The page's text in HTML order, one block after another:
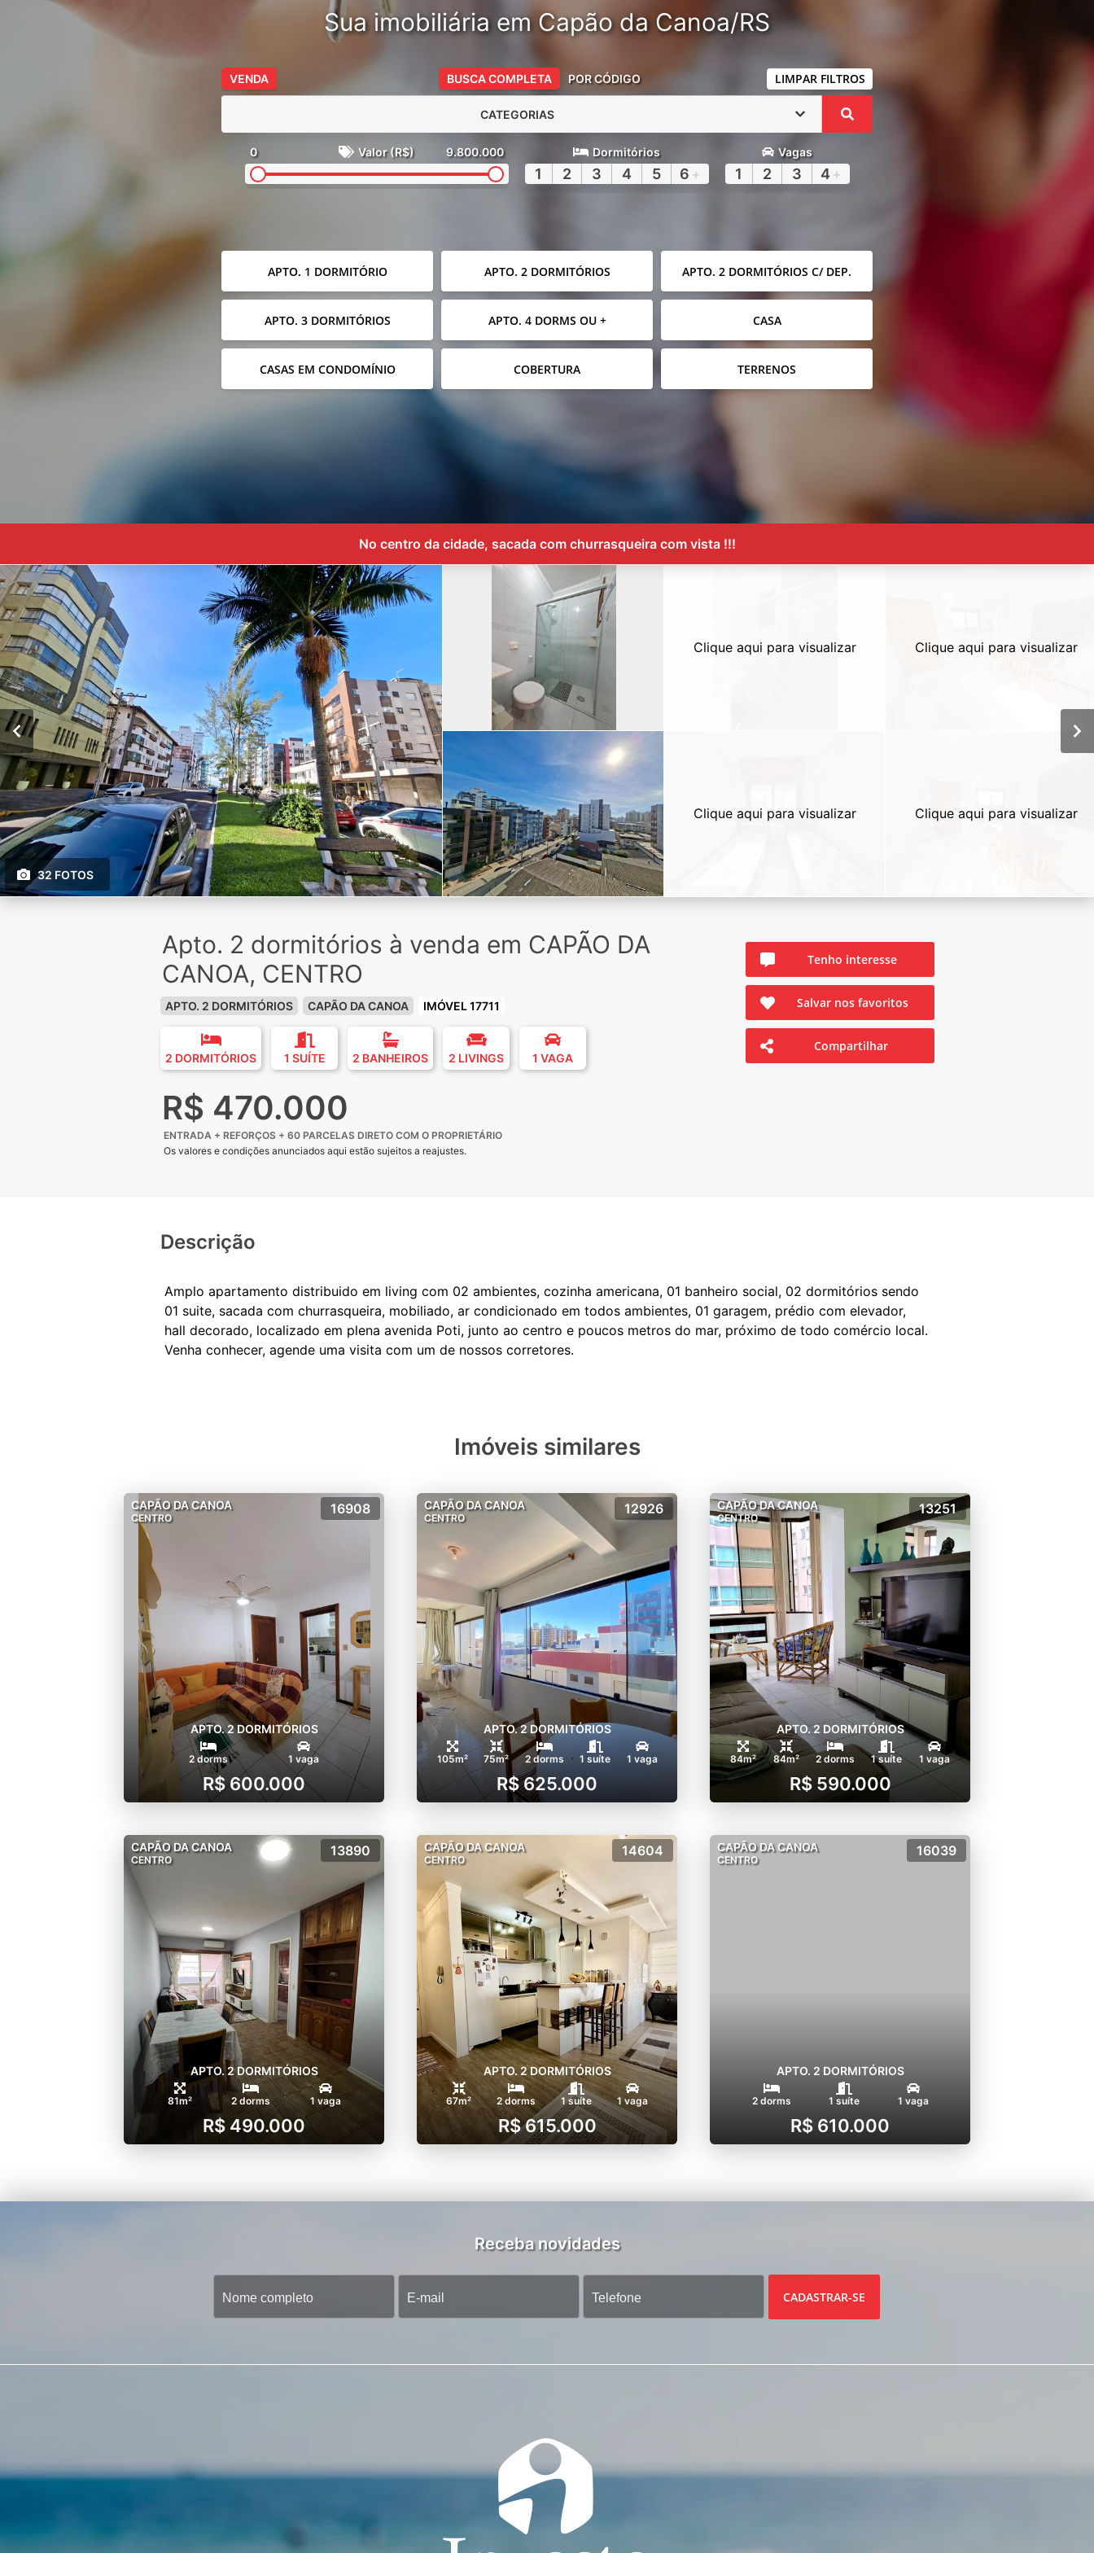
Sua imobiliária em Capão da Canoa/RS
VENDA BUSCA COMPLETA POR CÓDIGO LIMPAR FILTROS
CATEGORIAS
0 Valor (R$) 9.800.000 Dormitórios
1 2 3 4 5 6 +
Vagas
1 2 3 4 +
APTO. 1 DORMITÓRIO APTO. 2 DORMITÓRIOS APTO. 2 DORMITÓRIOS C/ DEP.
APTO. 3 DORMITÓRIOS APTO. 4 DORMS OU + CASA
CASAS EM CONDOMÍNIO COBERTURA TERRENOS
No centro da cidade, sacada com churrasqueira com vista !!!
32 FOTOS
Clique aqui para visualizar
Clique aqui para visualizar
Clique aqui para visualizar
Clique aqui para visualizar
Apto. 2 dormitórios à venda em CAPÃO DA
CANOA, CENTRO
APTO. 2 DORMITÓRIOS CAPÃO DA CANOA IMÓVEL 17711
2 DORMITÓRIOS 1 SUÍTE 2 BANHEIROS 2 LIVINGS 1 VAGA
R$ 470.000
ENTRADA + REFORÇOS + 60 PARCELAS DIRETO COM O PROPRIETÁRIO
Os valores e condições anunciados aqui estão sujeitos a reajustes.
Tenho interesse
Salvar nos favoritos
Compartilhar
Descrição
Amplo apartamento distribuido em living com 02 ambientes, cozinha americana, 01 banheiro social, 02 dormitórios sendo
01 suite, sacada com churrasqueira, mobiliado, ar condicionado em todos ambientes, 01 garagem, prédio com elevador,
hall decorado, localizado em plena avenida Poti, junto ao centro e poucos metros do mar, próximo de todo comércio local.
Imóveis similares
CAPÃO DA CANOA
CENTRO
16908
APTO. 2 DORMITÓRIOS
2 dorms 1 vaga
R$ 600.000
CAPÃO DA CANOA
CENTRO
12926
APTO. 2 DORMITÓRIOS
105m² 75m² 2 dorms 1 suíte 1 vaga
R$ 625.000
CAPÃO DA CANOA
CENTRO
13251
APTO. 2 DORMITÓRIOS
84m² 84m² 2 dorms 1 suíte 1 vaga
R$ 590.000
CAPÃO DA CANOA
CENTRO
13890
APTO. 2 DORMITÓRIOS
81m² 2 dorms 1 vaga
R$ 490.000
CAPÃO DA CANOA
CENTRO
14604
APTO. 2 DORMITÓRIOS
67m² 2 dorms 1 suíte 1 vaga
R$ 615.000
CAPÃO DA CANOA
CENTRO
16039
APTO. 2 DORMITÓRIOS
2 dorms 1 suíte 1 vaga
R$ 610.000
Receba novidades
CADASTRAR-SE